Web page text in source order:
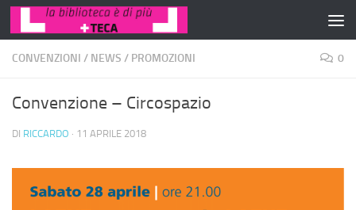
Salta al contenuto
CONVENZIONI / NEWS / PROMOZIONI 0
Convenzione – Circospazio
DI RICCARDO · 11 APRILE 2018